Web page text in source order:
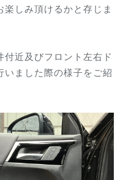
しみ頂けるかと存じま
付近及びフロント左右ド
ました際の様子をご紹